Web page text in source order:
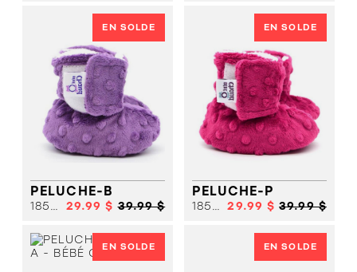
EN SOLDE
PELUCHE-B
18557 29.99 $ 39.99 $
EN SOLDE
PELUCHE-P
18557 A 29.99 $ 39.99 $
EN SOLDE EN SOLDE